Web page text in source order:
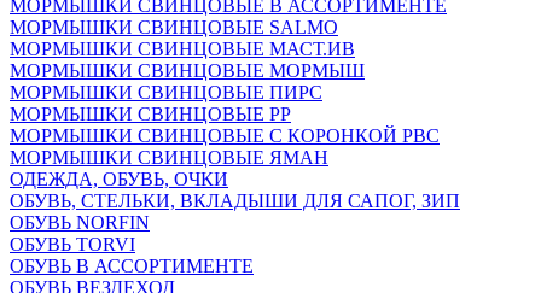
МОРМЫШКИ СВИНЦОВЫЕ В АССОРТИМЕНТЕ
МОРМЫШКИ СВИНЦОВЫЕ SALMO
МОРМЫШКИ СВИНЦОВЫЕ МАСТ.ИВ
МОРМЫШКИ СВИНЦОВЫЕ МОРМЫШ
МОРМЫШКИ СВИНЦОВЫЕ ПИРС
МОРМЫШКИ СВИНЦОВЫЕ РР
МОРМЫШКИ СВИНЦОВЫЕ С КОРОНКОЙ РВС
МОРМЫШКИ СВИНЦОВЫЕ ЯМАН
ОДЕЖДА, ОБУВЬ, ОЧКИ
ОБУВЬ, СТЕЛЬКИ, ВКЛАДЫШИ ДЛЯ САПОГ, ЗИП
ОБУВЬ NORFIN
ОБУВЬ TORVI
ОБУВЬ В АССОРТИМЕНТЕ
ОБУВЬ ВЕЗДЕХОД